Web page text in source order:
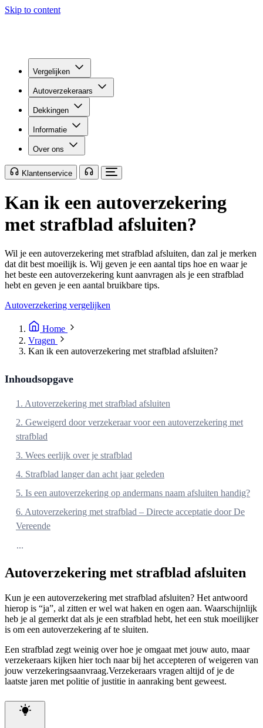
Skip to content
Vergelijken
Autoverzekeraars
Dekkingen
Informatie
Over ons
Klantenservice
Kan ik een autoverzekering
met strafblad afsluiten?
Wil je een autoverzekering met strafblad afsluiten, dan zal je merken
dat dit best moeilijk is. Wij geven je een aantal tips hoe en waar je
het beste een autoverzekering kunt aanvragen als je een strafblad
hebt en geven je een aantal bruikbare tips.
Autoverzekering vergelijken
Home
Vragen
Kan ik een autoverzekering met strafblad afsluiten?
Inhoudsopgave
1. Autoverzekering met strafblad afsluiten
2. Geweigerd door verzekeraar voor een autoverzekering met
strafblad
3. Wees eerlijk over je strafblad
4. Strafblad langer dan acht jaar geleden
5. Is een autoverzekering op andermans naam afsluiten handig?
6. Autoverzekering met strafblad – Directe acceptatie door De
Vereende
...
Autoverzekering met strafblad afsluiten
Kun je een autoverzekering met strafblad afsluiten? Het antwoord
hierop is “ja”, al zitten er wel wat haken en ogen aan. Waarschijnlijk
heb je al gemerkt dat als je een strafblad hebt, het een stuk moeilijker
is om een autoverzekering af te sluiten.
Een strafblad zegt weinig over hoe je omgaat met jouw auto, maar
verzekeraars kijken hier toch naar bij het accepteren of weigeren van
jouw verzekeringsaanvraag.Verzekeraars vragen altijd of je de
laatste jaren met politie of justitie in aanraking bent geweest.